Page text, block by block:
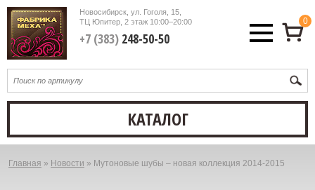
Новосибирск, ул. Гоголя, 15,
ТЦ Юпитер, 2 этаж10:00–20:00
+7 (383)248-50-50
0
КАТАЛОГ
Вы
Главная » Новости » Мутоновые шубы – новая коллекция 2014-2015